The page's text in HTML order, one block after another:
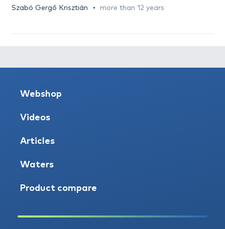
Szabó Gergő Krisztián more than 12 years
Webshop
Videos
Articles
Waters
Product compare